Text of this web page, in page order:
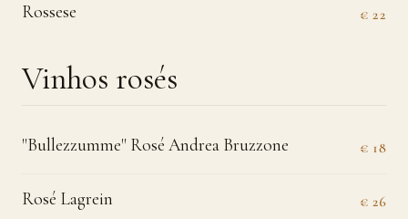
Rossese € 22
Vinhos rosés
"Bullezzumme" Rosé Andrea Bruzzone € 18
Rosé Lagrein € 26